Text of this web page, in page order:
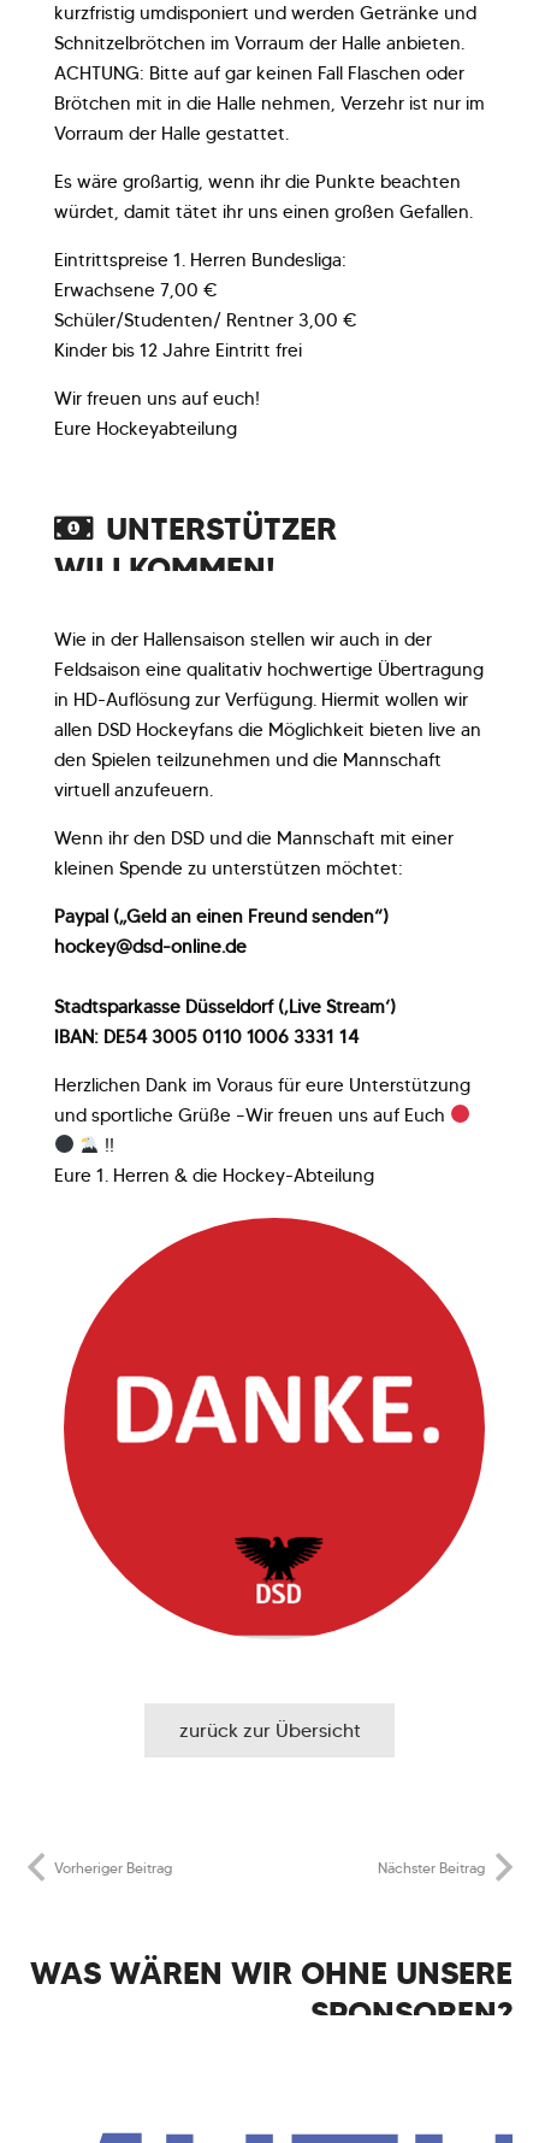
kurzfristig umdisponiert und werden Getränke und
Schnitzelbrötchen im Vorraum der Halle anbieten.
ACHTUNG: Bitte auf gar keinen Fall Flaschen oder
Brötchen mit in die Halle nehmen, Verzehr ist nur im
Vorraum der Halle gestattet.
Es wäre großartig, wenn ihr die Punkte beachten
würdet, damit tätet ihr uns einen großen Gefallen.
Eintrittspreise 1. Herren Bundesliga:
Erwachsene 7,00 €
Schüler/Studenten/ Rentner 3,00 €
Kinder bis 12 Jahre Eintritt frei
Wir freuen uns auf euch!
Eure Hockeyabteilung
UNTERSTÜTZER
WILLKOMMEN!
Wie in der Hallensaison stellen wir auch in der
Feldsaison eine qualitativ hochwertige Übertragung
in HD-Auflösung zur Verfügung. Hiermit wollen wir
allen DSD Hockeyfans die Möglichkeit bieten live an
den Spielen teilzunehmen und die Mannschaft
virtuell anzufeuern.
Wenn ihr den DSD und die Mannschaft mit einer
kleinen Spende zu unterstützen möchtet:
Paypal („Geld an einen Freund senden“)
hockey@dsd-online.de
Stadtsparkasse Düsseldorf (‚Live Stream‘)
IBAN: DE54 3005 0110 1006 3331 14
Herzlichen Dank im Voraus für eure Unterstützung
und sportliche Grüße –Wir freuen uns auf Euch
!!
Eure 1. Herren & die Hockey-Abteilung
zurück zur Übersicht
Vorheriger Beitrag Nächster Beitrag
WAS WÄREN WIR OHNE UNSERE
SPONSOREN?